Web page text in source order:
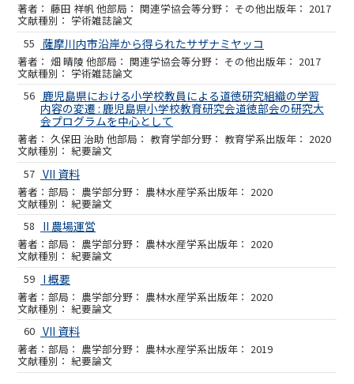
藤田 祥帆 他 関連学協会等 その他 2017
学術雑誌論文
55 薩摩川内市沿岸から得られたサザナミヤッコ
畑 晴陵 他 関連学協会等 その他 2017
学術雑誌論文
56 鹿児島県における小学校教員による道徳研究組織の学習
内容の変遷 : 鹿児島県小学校教育研究会道徳部会の研究大
会プログラムを中心として
久保田 治助 他 教育学部 教育学系 2020
紀要論文
57 VII 資料
農学部 農林水産学系 2020
紀要論文
58
II 農場運営
農学部 農林水産学系 2020
紀要論文
59 I 概要
農学部 農林水産学系 2020
紀要論文
60 VII 資料
農学部 農林水産学系 2019
紀要論文